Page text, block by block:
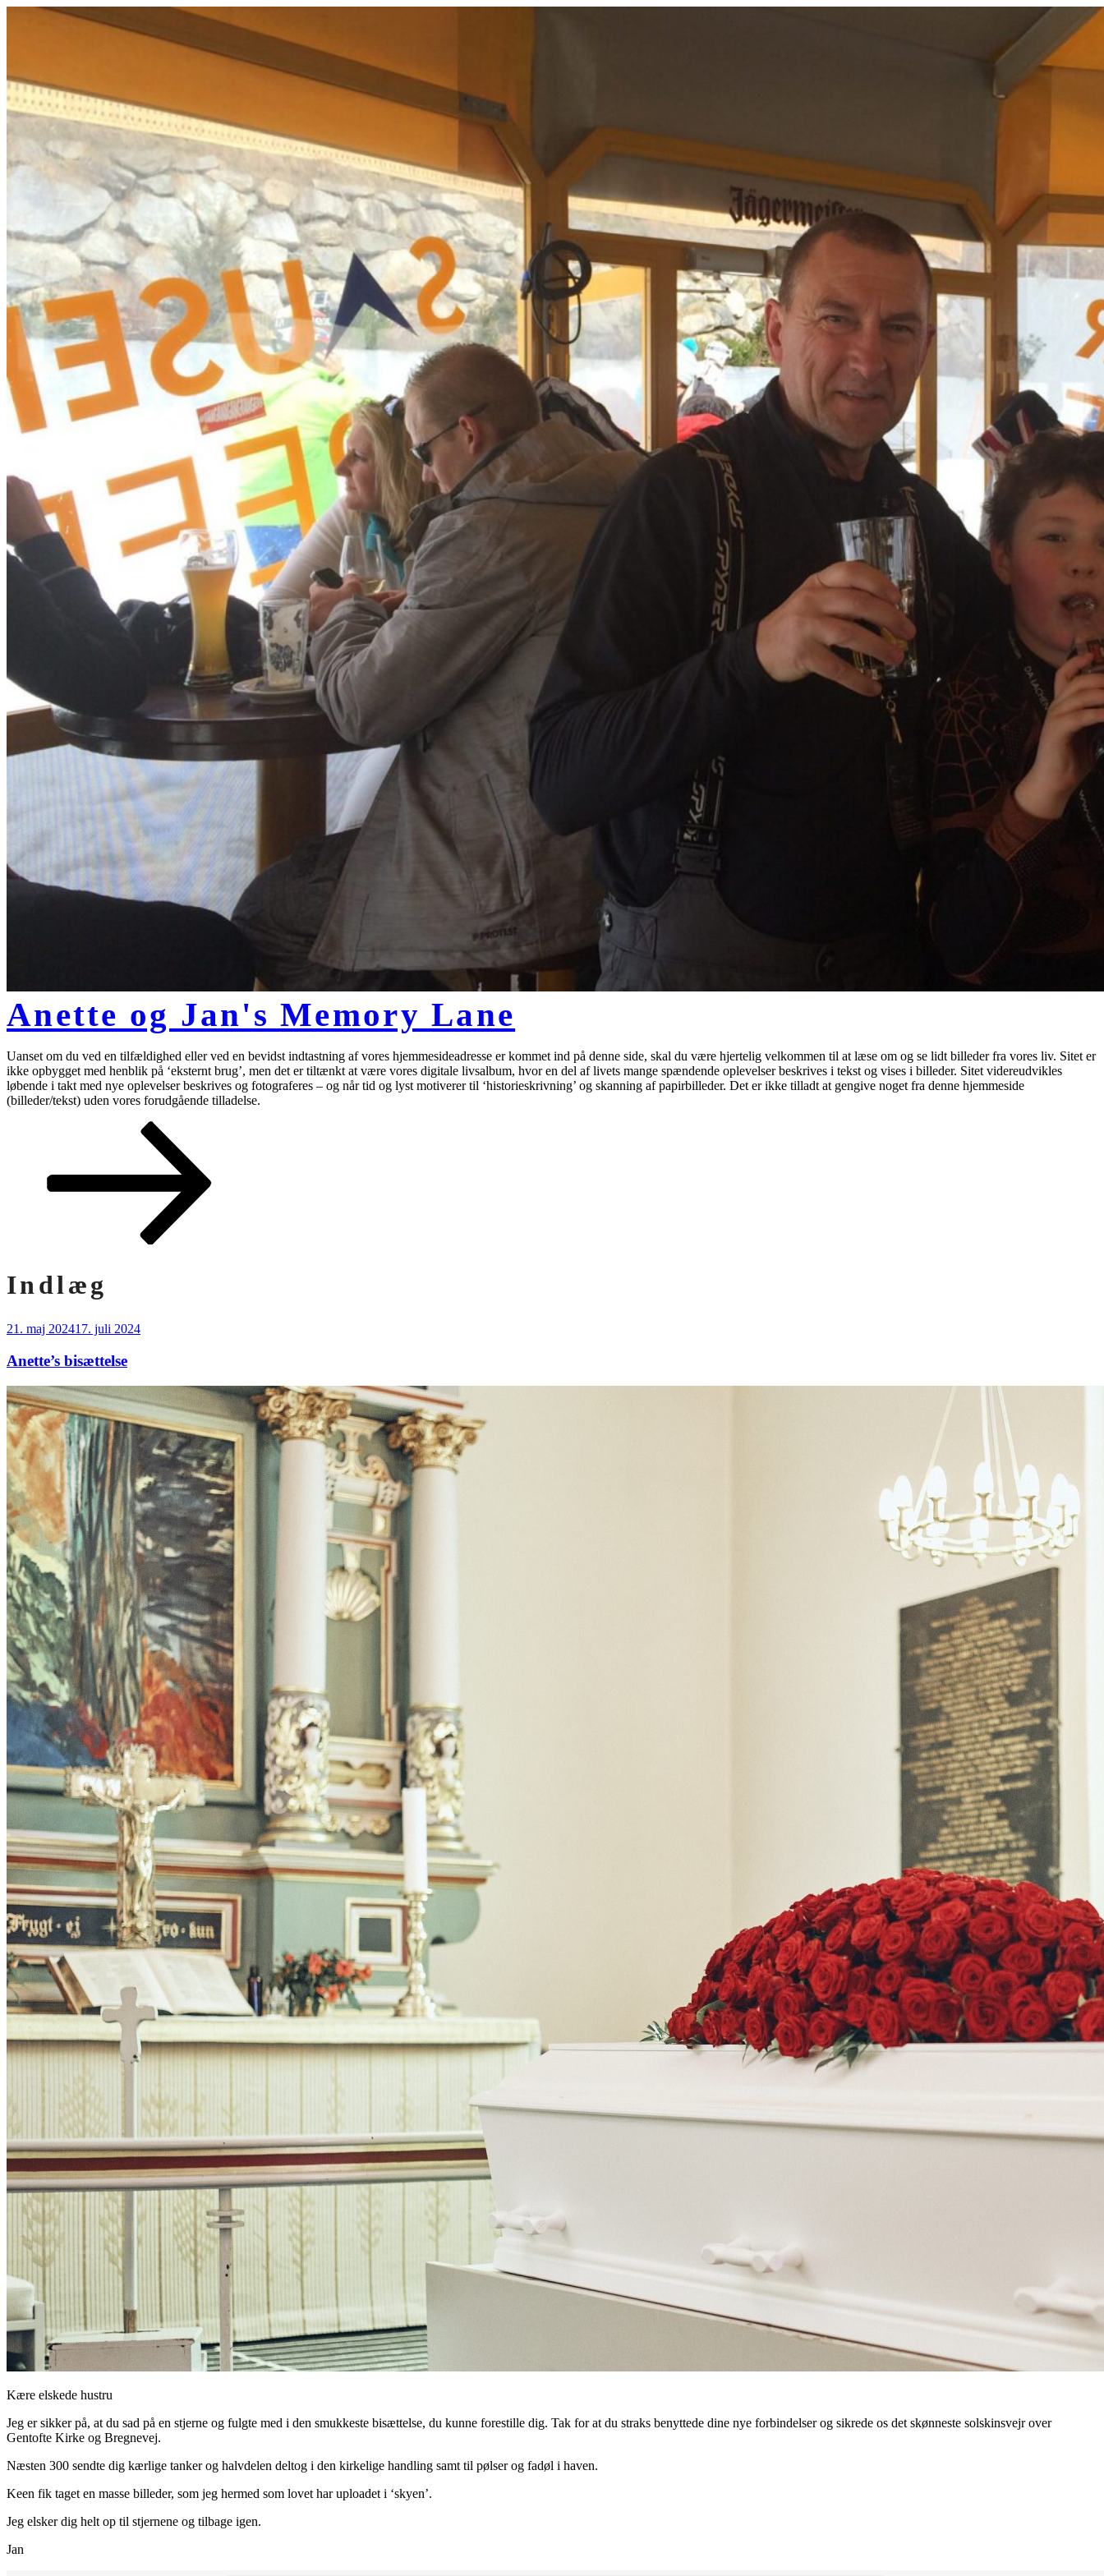
Videre
Anette og Jan's Memory Lane
Uanset om du ved en tilfældighed eller ved en bevidst indtastning af vores hjemmesideadresse er kommet ind på denne side, skal du være hjertelig velkommen til at læse om og se lidt billeder fra vores liv. Sitet er
ikke opbygget med henblik på ‘eksternt brug’, men det er tiltænkt at være vores digitale livsalbum, hvor en del af livets mange spændende oplevelser beskrives i tekst og vises i billeder. Sitet videreudvikles
løbende i takt med nye oplevelser beskrives og fotograferes – og når tid og lyst motiverer til ‘historieskrivning’ og skanning af papirbilleder. Det er ikke tilladt at gengive noget fra denne hjemmeside
(billeder/tekst) uden vores forudgående tilladelse.
Indlæg
Udgivet
21. maj 202417. juli 2024
Anette’s bisættelse
Kære elskede hustru
Jeg er sikker på, at du sad på en stjerne og fulgte med i den smukkeste bisættelse, du kunne forestille dig. Tak for at du straks benyttede dine nye forbindelser og sikrede os det skønneste solskinsvejr over
Gentofte Kirke og Bregnevej.
Næsten 300 sendte dig kærlige tanker og halvdelen deltog i den kirkelige handling samt til pølser og fadøl i haven.
Keen fik taget en masse billeder, som jeg hermed som lovet har uploadet i ‘skyen’.
Jeg elsker dig helt op til stjernene og tilbage igen.
Jan